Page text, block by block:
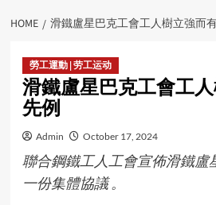
HOME 滑鐵盧星巴克工會工人樹立強而
勞工運動 | 劳工运动
滑鐵盧星巴克工會工
先例
Admin October 17, 2024
聯合鋼鐵工人工會宣佈滑鐵盧
一份集體協議 。